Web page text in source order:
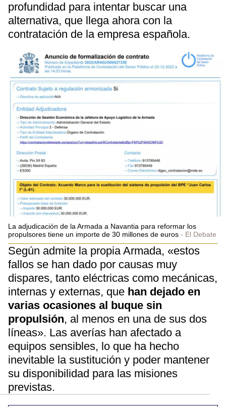
profundidad para intentar buscar una
alternativa, que llega ahora con la
contratación de la empresa española.
La adjudicación de la Armada a Navantia para reformar los
propulsores tiene un importe de 30 millones de euros
El Debate
Según admite la propia Armada, «estos
fallos se han dado por causas muy
dispares, tanto eléctricas como mecánicas,
internas y externas, que han dejado en
varias ocasiones al buque sin
propulsión, al menos en una de sus dos
líneas». Las averías han afectado a
equipos sensibles, lo que ha hecho
inevitable la sustitución y poder mantener
su disponibilidad para las misiones
previstas.